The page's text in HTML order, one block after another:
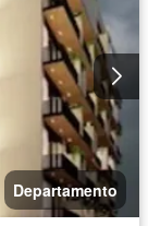
Departamento